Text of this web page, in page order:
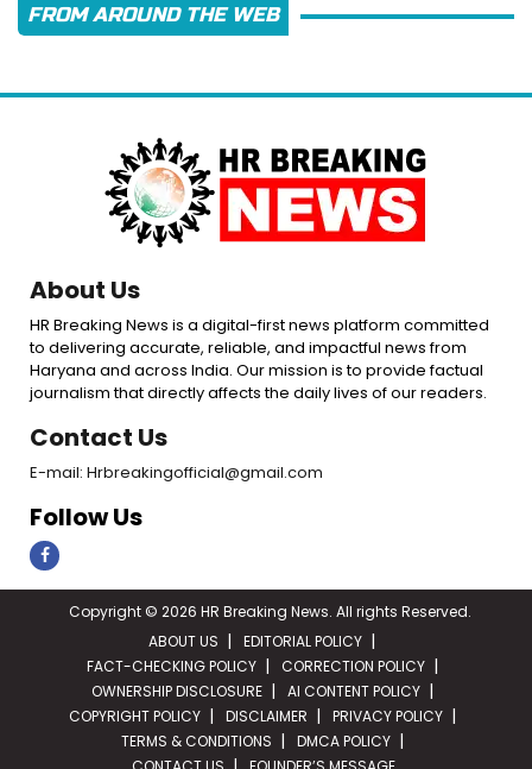
FROM AROUND THE WEB
About Us
HR Breaking News is a digital-first news platform committed
to delivering accurate, reliable, and impactful news from
Haryana and across India. Our mission is to provide factual
journalism that directly affects the daily lives of our readers.
Contact Us
E-mail: Hrbreakingofficial@gmail.com
Follow Us
Copyright © 2026 HR Breaking News. All rights Reserved.
ABOUT US
EDITORIAL POLICY
FACT-CHECKING POLICY
CORRECTION POLICY
OWNERSHIP DISCLOSURE
AI CONTENT POLICY
COPYRIGHT POLICY
DISCLAIMER
PRIVACY POLICY
TERMS & CONDITIONS
DMCA POLICY